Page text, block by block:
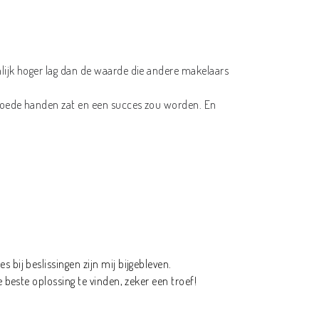
hoger lag dan de waarde die andere makelaars
handen zat en een succes zou worden. En
bij beslissingen zijn mij bijgebleven.
oplossing te vinden, zeker een troef!